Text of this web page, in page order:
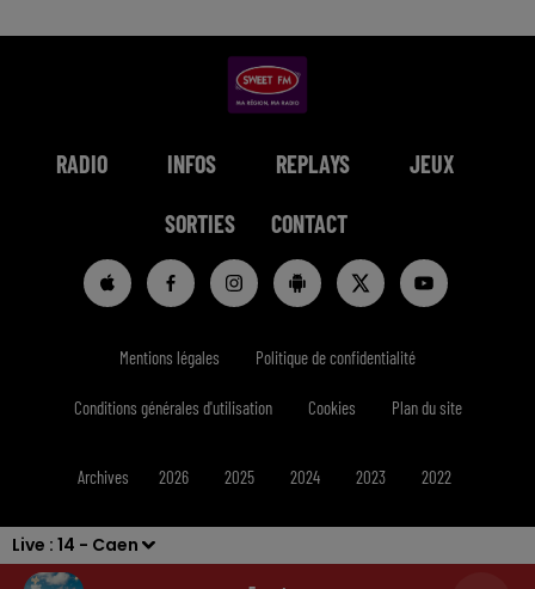
Live : 14 - Caen
RADIO INFOS REPLAYS JEUX
SORTIES CONTACT
Mentions légales Politique de confidentialité
Conditions générales d'utilisation Cookies Plan du site
Archives 2026 2025 2024 2023 2022